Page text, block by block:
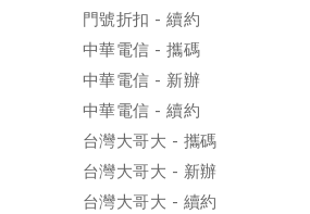
門號折扣 - 續約
中華電信 - 攜碼
中華電信 - 新辦
中華電信 - 續約
台灣大哥大 - 攜碼
台灣大哥大 - 新辦
台灣大哥大 - 續約